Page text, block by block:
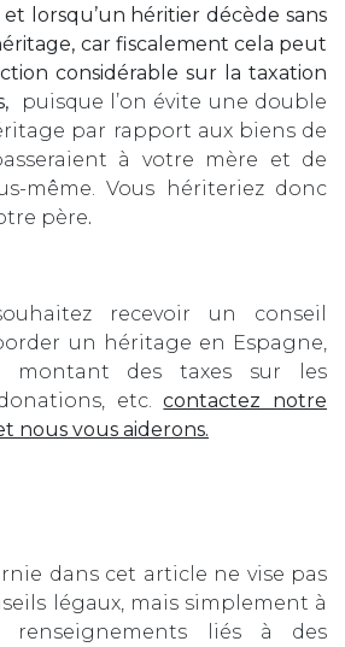
lorsqu’un héritier décède sans
car fiscalement cela peut
considérable sur la taxation
puisque l’on évite une double
par rapport aux biens de
à votre mère et de
même. Vous hériteriez donc
père.
recevoir un conseil
un héritage en Espagne,
montant des taxes sur les
etc.contactez notre
nous vous aiderons.
dans cet article ne vise pas
légaux, mais simplement à
renseignements liés à des